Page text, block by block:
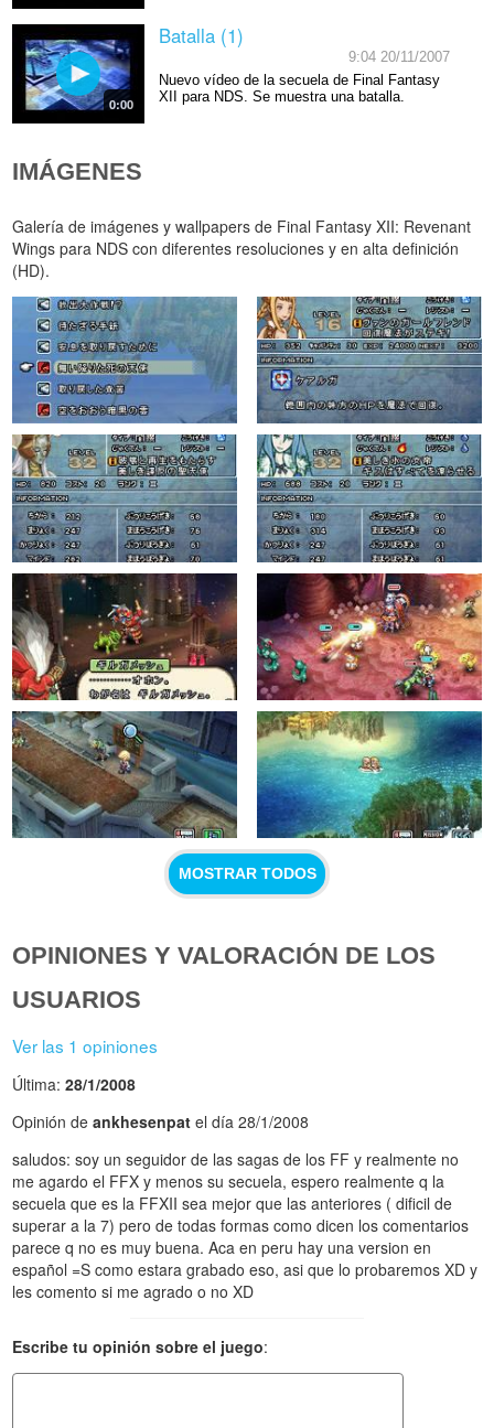
0:00
Batalla (1)
9:04 20/11/2007
Nuevo vídeo de la secuela de Final Fantasy
XII para NDS. Se muestra una batalla.
IMÁGENES
Galería de imágenes y wallpapers de Final Fantasy XII: Revenant
Wings para NDS con diferentes resoluciones y en alta definición
(HD).
MOSTRAR TODOS
OPINIONES Y VALORACIÓN DE LOS
USUARIOS
Ver las 1 opiniones
Última:28/1/2008
Opinión deankhesenpat el día 28/1/2008
saludos: soy un seguidor de las sagas de los FF y realmente no
me agardo el FFX y menos su secuela, espero realmente q la
secuela que es la FFXII sea mejor que las anteriores ( dificil de
superar a la 7) pero de todas formas como dicen los comentarios
parece q no es muy buena. Aca en peru hay una version en
español =S como estara grabado eso, asi que lo probaremos XD y
les comento si me agrado o no XD
Escribe tu opinión sobre el juego: